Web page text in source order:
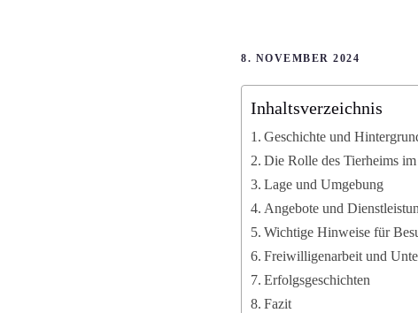
8. NOVEMBER 2024
Inhaltsverzeichnis
Geschichte und
Die Rolle des Tierheims
Lage und Umgebung
Angebote und
Wichtige Hinweise für
Freiwilligenarbeit und
Erfolgsgeschichten
Fazit